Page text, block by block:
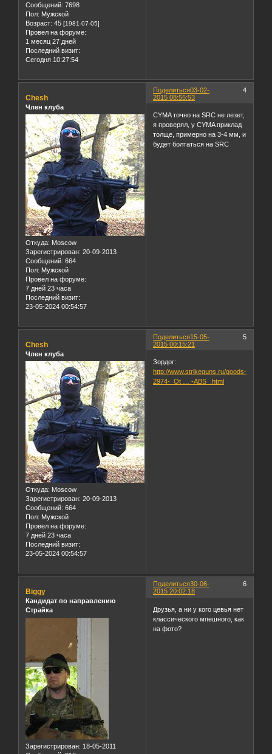
Сообщений: 7698
Пол: Мужской
Возраст: 45 [1981-07-05]
Провел на форуме:
1 месяц 27 дней
Последний визит:
Сегодня 10:27:54
Поделиться 4
03-02-
2015 08:55:53
Chesh
Член клуба
Откуда: Moscow
Зарегистрирован: 20-09-2013
Сообщений: 664
Пол: Мужской
Провел на форуме:
7 дней 23 часа
Последний визит:
23-05-2024 00:54:57
CYMA точно на SRC не лезет,
я проверял, у CYMA приклад
толще, примерно на 3-4 мм, и
будет болтаться на SRC
Поделиться 5
15-05-
2015 00:15:21
Chesh
Член клуба
Откуда: Moscow
Зарегистрирован: 20-09-2013
Сообщений: 664
Пол: Мужской
Провел на форуме:
7 дней 23 часа
Последний визит:
23-05-2024 00:54:57
Зордог:
http://www.strikeguns.ru/goods-
2974-_Ot … -ABS_.html
Поделиться 6
30-06-
2015 20:02:18
Biggy
Кандидат по направлению
Страйка
Зарегистрирован: 18-05-2011
Друзья, а ни у кого цевья нет
классического мпешного, как
на фото?